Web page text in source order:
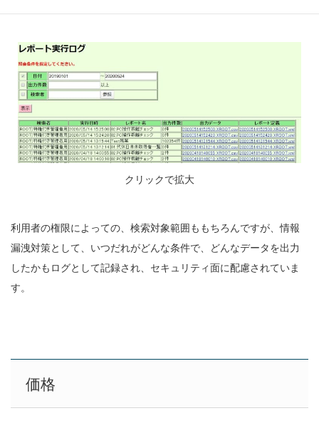
クリックで拡大
利用者の権限によっての、検索対象範囲ももちろんですが、情報
漏洩対策として、いつだれがどんな条件で、どんなデータを出力
したかもログとして記録され、セキュリティ面に配慮されていま
す。
価格